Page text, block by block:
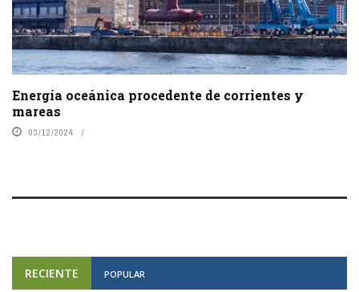
Energía oceánica procedente de corrientes y
mareas
03/12/2024
RECIENTE POPULAR